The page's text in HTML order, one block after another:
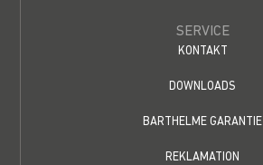
SERVICE
KONTAKT
DOWNLOADS
BARTHELME GARANTIE
REKLAMATION